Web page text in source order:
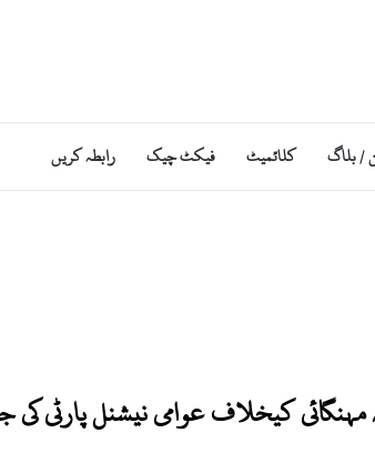
/ بلاگ کلائمیٹ فیکٹ چیک رابطہ کریں
کیخلاف عوامی نیشنل پارٹی کی